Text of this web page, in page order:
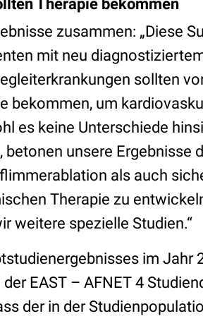
Therapie bekommen
zusammen: „Diese
mit neu
sollten
bekommen, um
es keine Unterschiede
unsere Ergebnisse
als auch
Therapie zu
weitere spezielle Studien.“
im Jahr
EAST – AFNET 4
der in der